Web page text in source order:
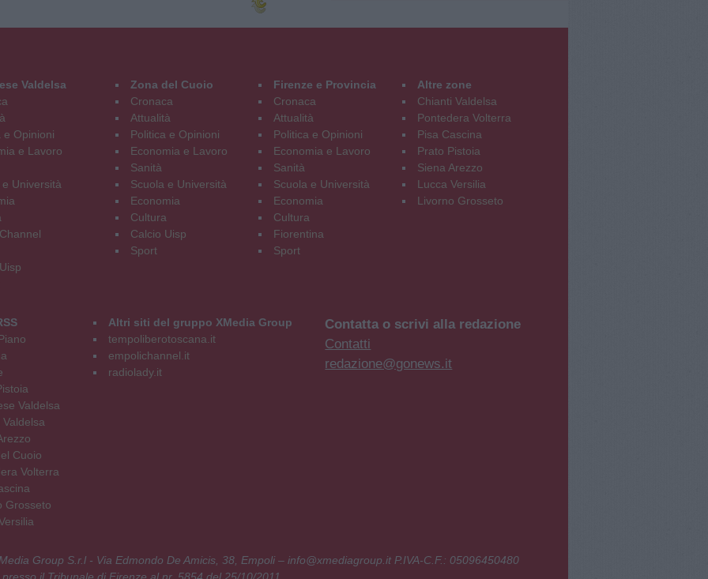
Valdelsa
e Opinioni
e Lavoro
e Università
Zona del Cuoio
Cronaca
Attualità
Politica e Opinioni
Economia e Lavoro
Sanità
Scuola e Università
Economia
Cultura
Calcio Uisp
Sport
Firenze e Provincia
Cronaca
Attualità
Politica e Opinioni
Economia e Lavoro
Sanità
Scuola e Università
Economia
Cultura
Fiorentina
Sport
Altre zone
Chianti Valdelsa
Pontedera Volterra
Pisa Cascina
Prato Pistoia
Siena Arezzo
Lucca Versilia
Livorno Grosseto
Valdelsa
Valdelsa
Cuoio
Volterra
Grosseto
Altri siti del gruppo XMedia Group
tempoliberotoscana.it
empolichannel.it
radiolady.it
Contatta o scrivi alla redazione
Contatti
redazione@gonews.it
Group S.r.l - Via Edmondo De Amicis, 38, Empoli – info@xmediagroup.it P.IVA-C.F.: 05096450480